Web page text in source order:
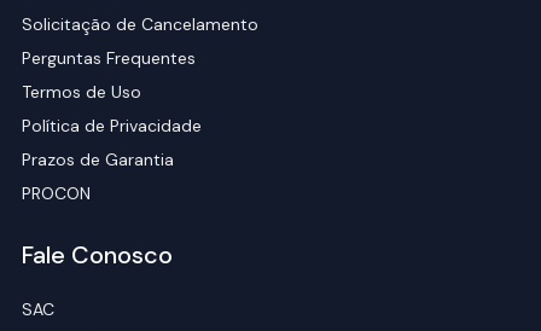
Solicitação de Cancelamento
Perguntas Frequentes
Termos de Uso
Política de Privacidade
Prazos de Garantia
PROCON
Fale Conosco
SAC